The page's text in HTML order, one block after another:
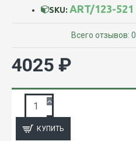
SKU: ART/123-521
Всего отзывов: 0
4025 ₽
КУПИТЬ